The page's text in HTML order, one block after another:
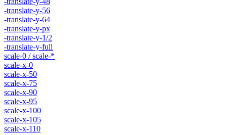
-translate-y-56
-translate-y-64
-translate-y-px
-translate-y-1/2
-translate-y-full
scale-0 / scale-*
scale-x-0
scale-x-50
scale-x-75
scale-x-90
scale-x-95
scale-x-100
scale-x-105
scale-x-110